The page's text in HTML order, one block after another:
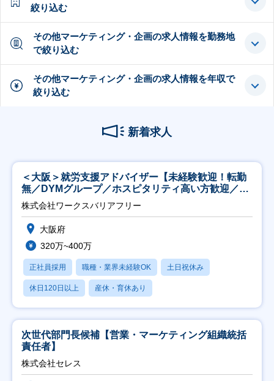
絞り込む
その他マーケティング・企画の求人情報を勤務地
で絞り込む
その他マーケティング・企画の求人情報を年収で
絞り込む
新着求人
＜大阪＞就労支援アドバイザー【未経験歓迎！転勤
無／DYMグループ／ホスピタリティ高い方歓迎／土
日祝】
株式会社ワークスバリアフリー
大阪府
320万~400万
正社員採用 職種・業界未経験OK 土日祝休み
休日120日以上 産休・育休あり
次世代部門長候補【営業・マーケティング組織統括
責任者】
株式会社セレス